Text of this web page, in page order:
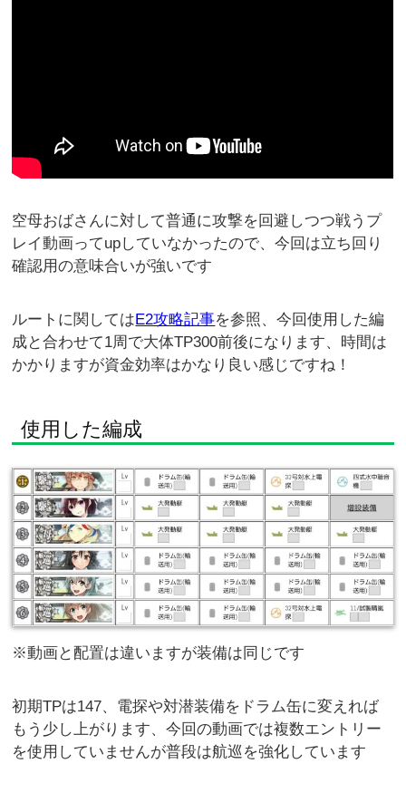
空母おばさんに対して普通に攻撃を回避しつつ戦うプ
レイ動画ってupしていなかったので、今回は立ち回り
確認用の意味合いが強いです
ルートに関しては E2攻略記事を参照、今回使用した編
成と合わせて1周で大体TP300前後になります、時間は
かかりますが資金効率はかなり良い感じですね！
使用した編成
※動画と配置は違いますが装備は同じです
初期TPは147、電探や対潜装備をドラム缶に変えれば
もう少し上がります、今回の動画では複数エントリー
を使用していませんが普段は航巡を強化しています